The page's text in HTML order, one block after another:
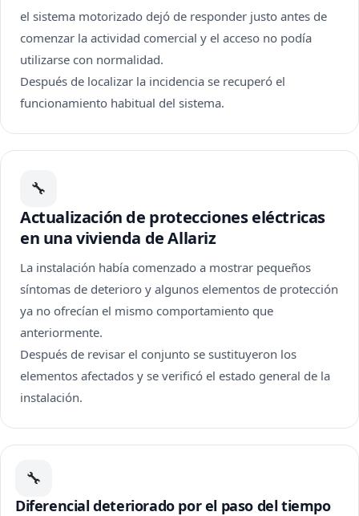
el sistema motorizado dejó de responder justo antes de
comenzar la actividad comercial y el acceso no podía
utilizarse con normalidad.
Después de localizar la incidencia se recuperó el
funcionamiento habitual del sistema.
🔧
Actualización de protecciones eléctricas
en una vivienda de Allariz
La instalación había comenzado a mostrar pequeños
síntomas de deterioro y algunos elementos de protección
ya no ofrecían el mismo comportamiento que
anteriormente.
Después de revisar el conjunto se sustituyeron los
elementos afectados y se verificó el estado general de la
instalación.
🔧
Diferencial deteriorado por el paso del tiempo